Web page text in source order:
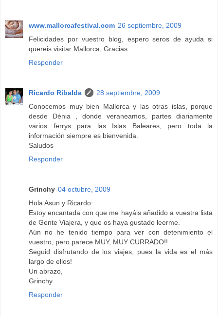
www.mallorcafestival.com 26 septiembre, 2009
Felicidades por vuestro blog, espero seros de ayuda si
quereis visitar Mallorca, Gracias
Responder
Ricardo Ribalda
28 septiembre, 2009
Conocemos muy bien Mallorca y las otras islas, porque
desde Dénia , donde veraneamos, partes diariamente
varios ferrys para las Islas Baleares, pero toda la
información siempre es bienvenida.
Saludos
Responder
Grinchy 04 octubre, 2009
Hola Asun y Ricardo:
Estoy encantada con que me hayáis añadido a vuestra lista
de Gente Viajera, y que os haya gustado leerme.
Aún no he tenido tiempo para ver con detenimiento el
vuestro, pero parece MUY, MUY CURRADO!!
Seguid disfrutando de los viajes, pues la vida es el más
largo de ellos!
Un abrazo,
Grinchy
Responder